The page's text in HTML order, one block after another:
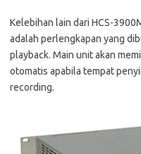
Kelebihan lain dari HCS-
adalah perlengkapan yang
playback. Main unit akan
otomatis apabila tempat
recording.